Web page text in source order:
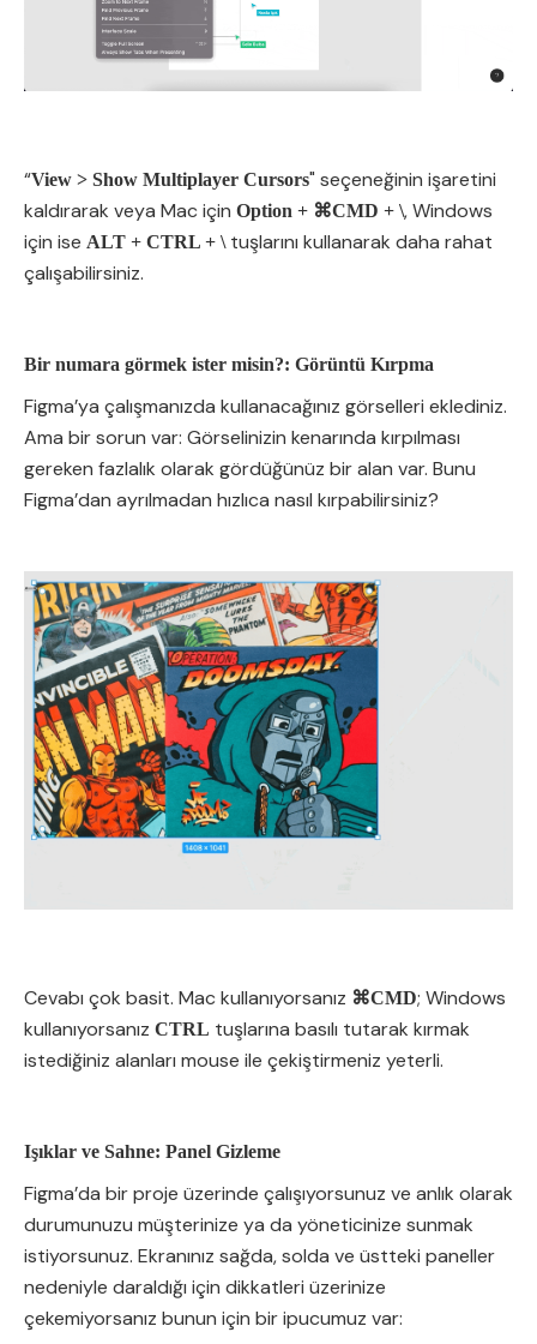
“View > Show Multiplayer Cursors" seçeneğinin işaretini
kaldırarak veya Mac için Option + ⌘CMD + \, Windows
için ise ALT + CTRL + \tuşlarını kullanarak daha rahat
çalışabilirsiniz.
Bir numara görmek ister misin?: Görüntü Kırpma
Figma’ya çalışmanızda kullanacağınız görselleri eklediniz.
Ama bir sorun var: Görselinizin kenarında kırpılması
gereken fazlalık olarak gördüğünüz bir alan var. Bunu
Figma’dan ayrılmadan hızlıca nasıl kırpabilirsiniz?
Cevabı çok basit. Mac kullanıyorsanız ⌘CMD; Windows
kullanıyorsanız CTRL tuşlarına basılı tutarak kırmak
istediğiniz alanları mouse ile çekiştirmeniz yeterli.
Işıklar ve Sahne: Panel Gizleme
Figma’da bir proje üzerinde çalışıyorsunuz ve anlık olarak
durumunuzu müşterinize ya da yöneticinize sunmak
istiyorsunuz. Ekranınız sağda, solda ve üstteki paneller
nedeniyle daraldığı için dikkatleri üzerinize
çekemiyorsanız bunun için bir ipucumuz var: